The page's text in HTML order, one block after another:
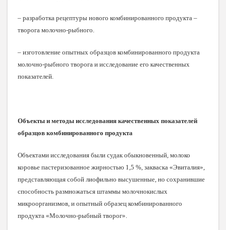
– разработка рецептуры нового комбинированного продукта –
творога молочно-рыбного.
– изготовление опытных образцов комбинированного продукта
молочно-рыбного творога и исследование его качественных
показателей.
Объекты и методы исследования качественных показателей
образцов комбинированного продукта
Объектами исследования были судак обыкновенный, молоко
коровье пастеризованное жирностью 1,5 %, закваска «Эвиталия»,
представляющая собой лиофильно высушенные, но сохранившие
способность размножаться штаммы молочнокислых
микроорганизмов, и опытный образец комбинированного
продукта «Молочно-рыбный творог».